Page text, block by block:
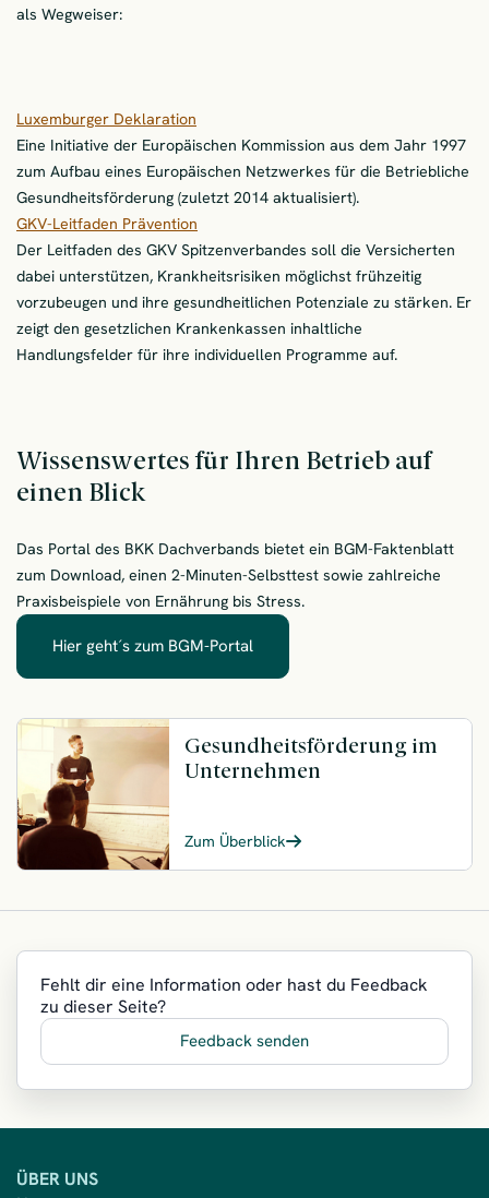
als Wegweiser:
Luxemburger Deklaration
Eine Initiative der Europäischen Kommission aus dem Jahr 1997
zum Aufbau eines Europäischen Netzwerkes für die Betriebliche
Gesundheitsförderung (zuletzt 2014 aktualisiert).
GKV-Leitfaden Prävention
Der Leitfaden des GKV Spitzenverbandes soll die Versicherten
dabei unterstützen, Krankheitsrisiken möglichst frühzeitig
vorzubeugen und ihre gesundheitlichen Potenziale zu stärken. Er
zeigt den gesetzlichen Krankenkassen inhaltliche
Handlungsfelder für ihre individuellen Programme auf.
Wissenswertes für Ihren Betrieb auf
einen Blick
Das Portal des BKK Dachverbands bietet ein BGM-Faktenblatt
zum Download, einen 2-Minuten-Selbsttest sowie zahlreiche
Praxisbeispiele von Ernährung bis Stress.
Hier geht´s zum BGM-Portal
Gesundheitsförderung im
Unternehmen
Zum Überblick
Fehlt dir eine Information oder hast du Feedback
zu dieser Seite?
Feedback senden
ÜBER UNS